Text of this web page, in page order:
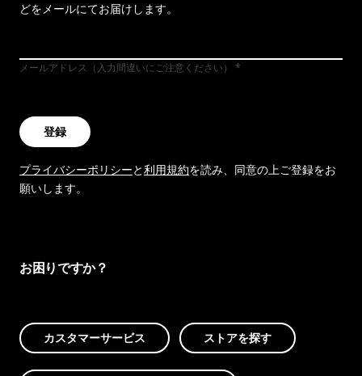
どをメールにてお届けします。
メールアドレス（入力間違いにご注意ください）
登録
プライバシーポリシーと利用規約を読み、同意の上ご登録をお
願いします。
お困りですか？
カスタマーサービス ストアを探す